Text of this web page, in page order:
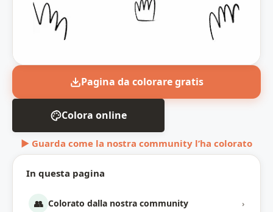
In questa pagina
👥 Colorato dalla nostra community ›
Pagina da colorare gratis
Colora online
▶ Guarda come la nostra community l’ha colorato